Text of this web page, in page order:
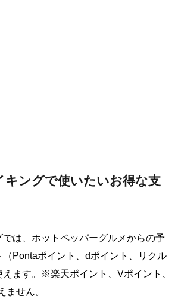
キングで使いたいお得な支
は、ホットペッパーグルメからの予
Pontaポイント、dポイント、リクル
ます。※楽天ポイント、Vポイント、
ません。